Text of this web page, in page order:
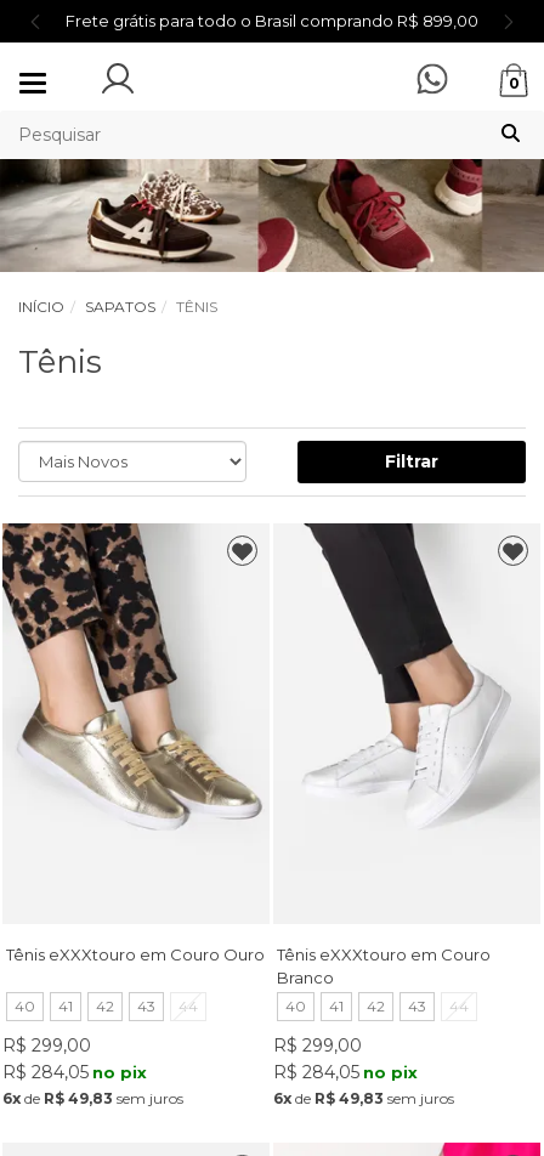
o Brasil comprando R$ 899,00 Primeira compra?
Mudar
0
INÍCIO SAPATOS TÊNIS
Tênis
Filtrar
Tênis eXXXtouro em Couro Ouro
40 41 42 43 44
R$ 299,00
R$ 284,05 no pix
6xde R$ 49,83 sem juros
Tênis eXXXtouro em Couro
Branco
40 41 42 43 44
R$ 299,00
R$ 284,05 no pix
6x de R$ 49,83 sem juros